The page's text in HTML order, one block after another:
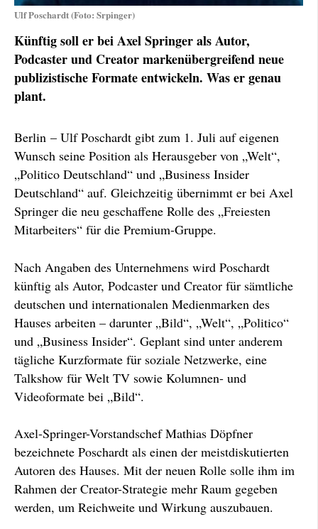
Ulf Poschardt (Foto: Srpinger)
Künftig soll er bei Axel Springer als Autor,
Podcaster und Creator markenübergreifend neue
publizistische Formate entwickeln. Was er genau
plant.
Berlin – Ulf Poschardt gibt zum 1. Juli auf eigenen
Wunsch seine Position als Herausgeber von „Welt“,
„Politico Deutschland“ und „Business Insider
Deutschland“ auf. Gleichzeitig übernimmt er bei Axel
Springer die neu geschaffene Rolle des „Freiesten
Mitarbeiters“ für die Premium-Gruppe.
Nach Angaben des Unternehmens wird Poschardt
künftig als Autor, Podcaster und Creator für sämtliche
deutschen und internationalen Medienmarken des
Hauses arbeiten – darunter „Bild“, „Welt“, „Politico“
und „Business Insider“. Geplant sind unter anderem
tägliche Kurzformate für soziale Netzwerke, eine
Talkshow für Welt TV sowie Kolumnen- und
Videoformate bei „Bild“.
Axel-Springer-Vorstandschef Mathias Döpfner
bezeichnete Poschardt als einen der meistdiskutierten
Autoren des Hauses. Mit der neuen Rolle solle ihm im
Rahmen der Creator-Strategie mehr Raum gegeben
werden, um Reichweite und Wirkung auszubauen.